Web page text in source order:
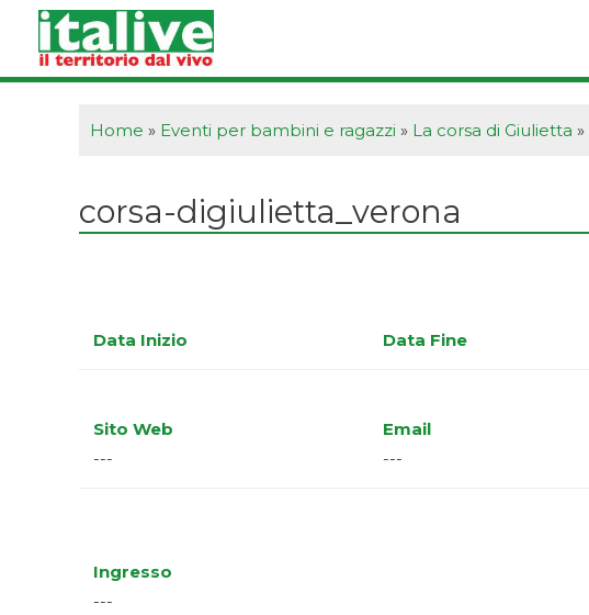
contenuto
Home » Eventi per bambini e ragazzi » La corsa di Giulietta »
corsa-digiulietta_verona
Data Inizio Data Fine
Sito Web
---
Email
---
Ingresso
---